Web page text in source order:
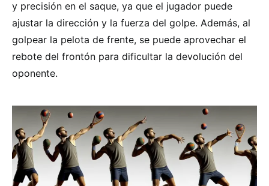
y precisión en el saque, ya que el jugador puede
ajustar la dirección y la fuerza del golpe. Además, al
golpear la pelota de frente, se puede aprovechar el
rebote del frontón para dificultar la devolución del
oponente.